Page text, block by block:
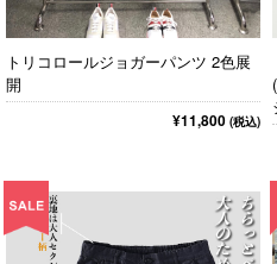
トリコロールジョガーパンツ 2色展
開
¥11,800 (税込)